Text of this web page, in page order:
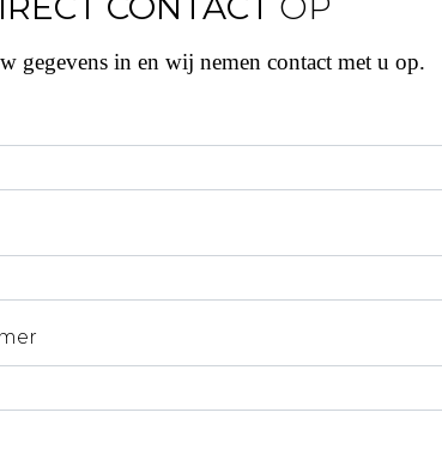
gegevens in en wij nemen contact met u op.